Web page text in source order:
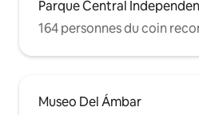
Parque Central
164 personnes du coin
Museo Del Ámbar